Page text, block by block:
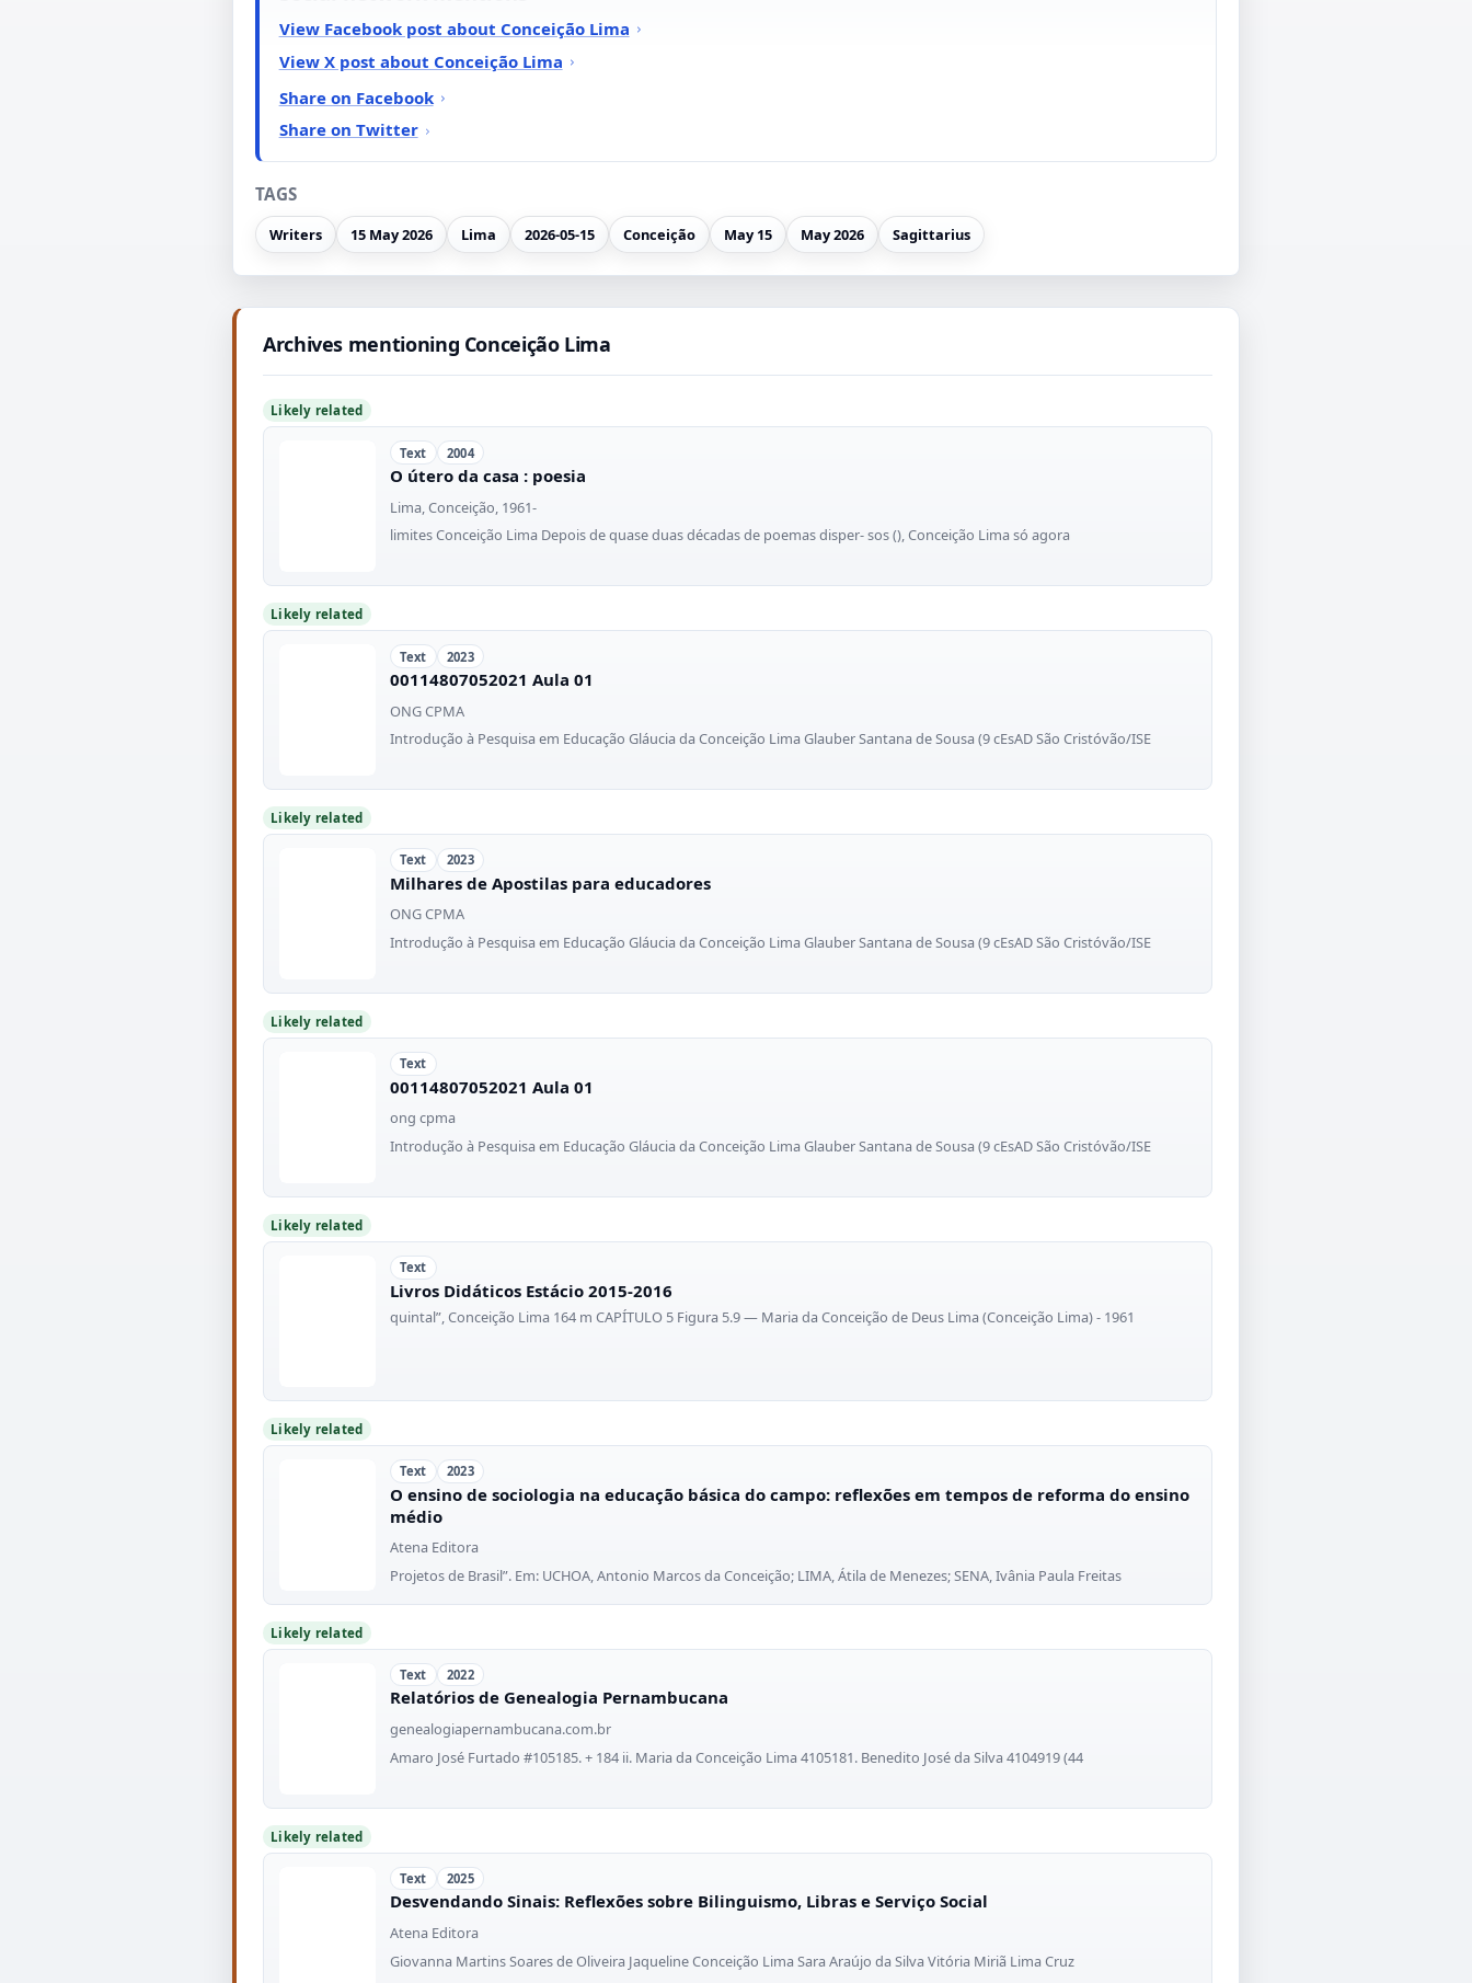
View Facebook post about Conceição Lima
View X post about Conceição Lima
Share on Facebook
Share on Twitter
TAGS
Writers 15 May 2026 Lima 2026-05-15 Conceição May 15 May 2026 Sagittarius
Archives mentioning Conceição Lima
Likely related
Text 2004
O útero da casa : poesia
Lima, Conceição, 1961-
limites Conceição Lima Depois de quase duas décadas de poemas disper- sos (), Conceição Lima só agora
Likely related
Text 2023
00114807052021 Aula 01
ONG CPMA
Introdução à Pesquisa em Educação Gláucia da Conceição Lima Glauber Santana de Sousa (9 cEsAD São Cristóvão/ISE
Likely related
Text 2023
Milhares de Apostilas para educadores
ONG CPMA
Introdução à Pesquisa em Educação Gláucia da Conceição Lima Glauber Santana de Sousa (9 cEsAD São Cristóvão/ISE
Likely related
Text
00114807052021 Aula 01
ong cpma
Introdução à Pesquisa em Educação Gláucia da Conceição Lima Glauber Santana de Sousa (9 cEsAD São Cristóvão/ISE
Likely related
Text
Livros Didáticos Estácio 2015-2016
quintal”, Conceição Lima 164 m CAPÍTULO 5 Figura 5.9 — Maria da Conceição de Deus Lima (Conceição Lima) - 1961
Likely related
Text 2023
O ensino de sociologia na educação básica do campo: reflexões em tempos de reforma do ensino
médio
Atena Editora
Projetos de Brasil”. Em: UCHOA, Antonio Marcos da Conceição; LIMA, Átila de Menezes; SENA, Ivânia Paula Freitas
Likely related
Text 2022
Relatórios de Genealogia Pernambucana
genealogiapernambucana.com.br
Amaro José Furtado #105185. + 184 ii. Maria da Conceição Lima 4105181. Benedito José da Silva 4104919 (44
Likely related
Text 2025
Desvendando Sinais: Reflexões sobre Bilinguismo, Libras e Serviço Social
Atena Editora
Giovanna Martins Soares de Oliveira Jaqueline Conceição Lima Sara Araújo da Silva Vitória Miriã Lima Cruz